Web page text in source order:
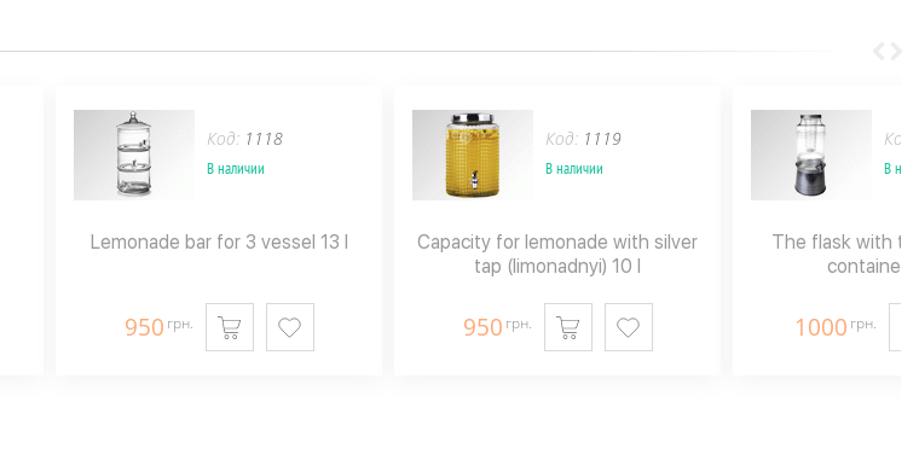
Код: 1118
В наличии
Lemonade bar for 3 vessel 13 l
950 грн.
Код: 1119
В наличии
Capacity for lemonade with silver
tap (limonadnyi) 10 l
950 грн.
В
The flask with
container
1000 грн.